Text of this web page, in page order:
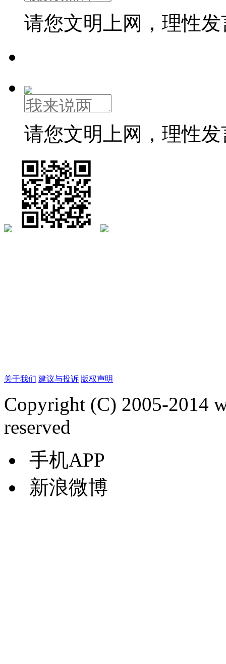
请您文明上网，理性
请您文明上网，理性
关于我们 建议与投诉 版权声明
Copyright (C) 2005-2014
reserved
手机APP
新浪微博